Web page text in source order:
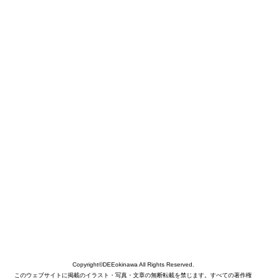
Copyright©DEEokinawa All Rights Reserved.
このウェブサイトに掲載のイラスト・写真・文章の無断転載を禁じます。すべての著作権